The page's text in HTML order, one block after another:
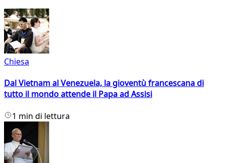
Chiesa
Dal Vietnam al Venezuela, la gioventù francescana di
tutto il mondo attende il Papa ad Assisi
1 min di lettura